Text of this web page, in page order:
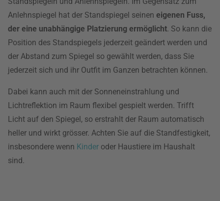
Anlehnspiegel hat der Standspiegel seinen eigenen Fuss,
der eine unabhängige Platzierung ermöglicht. So kann die
Position des Standspiegels jederzeit geändert werden und
der Abstand zum Spiegel so gewählt werden, dass Sie
jederzeit sich und ihr Outfit im Ganzen betrachten können.
Dabei kann auch mit der Sonneneinstrahlung und
Lichtreflektion im Raum flexibel gespielt werden. Trifft
Licht auf den Spiegel, so erstrahlt der Raum automatisch
heller und wirkt grösser. Achten Sie auf die Standfestigkeit,
insbesondere wenn Kinder oder Haustiere im Haushalt
sind.